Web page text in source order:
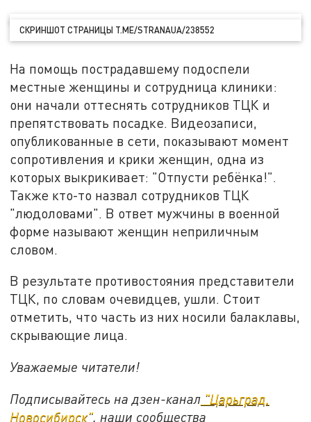
СКРИНШОТ СТРАНИЦЫ T.ME/STRANAUA/238552
На помощь пострадавшему подоспели
местные женщины и сотрудница клиники:
они начали оттеснять сотрудников ТЦК и
препятствовать посадке. Видеозаписи,
опубликованные в сети, показывают момент
сопротивления и крики женщин, одна из
которых выкрикивает: "Отпусти ребёнка!".
Также кто-то назвал сотрудников ТЦК
"людоловами". В ответ мужчины в военной
форме называют женщин неприличным
словом.
В результате противостояния представители
ТЦК, по словам очевидцев, ушли. Стоит
отметить, что часть из них носили балаклавы,
скрывающие лица.
Уважаемые читатели!
Подписывайтесь на дзен-канал "Царьград.
Новосибирск", наши сообщества